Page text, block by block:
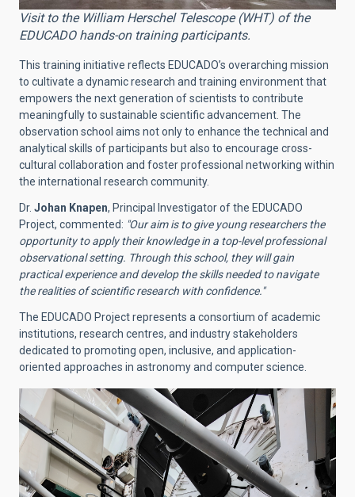
Visit to the William Herschel Telescope (WHT) of the
EDUCADO hands-on training participants.
This training initiative reflects EDUCADO’s overarching mission
to cultivate a dynamic research and training environment that
empowers the next generation of scientists to contribute
meaningfully to sustainable scientific advancement. The
observation school aims not only to enhance the technical and
analytical skills of participants but also to encourage cross-
cultural collaboration and foster professional networking within
the international research community.
Dr. Johan Knapen, Principal Investigator of the EDUCADO
Project, commented: "Our aim is to give young researchers the
opportunity to apply their knowledge in a top-level professional
observational setting. Through this school, they will gain
practical experience and develop the skills needed to navigate
the realities of scientific research with confidence."
The EDUCADO Project represents a consortium of academic
institutions, research centres, and industry stakeholders
dedicated to promoting open, inclusive, and application-
oriented approaches in astronomy and computer science.